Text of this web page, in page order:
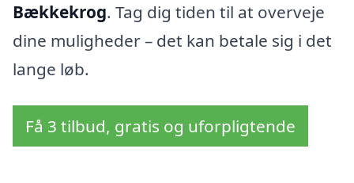
Bækkekrog. Tag dig tiden til at overveje
dine muligheder – det kan betale sig i det
lange løb.
Få 3 tilbud, gratis og uforpligtende